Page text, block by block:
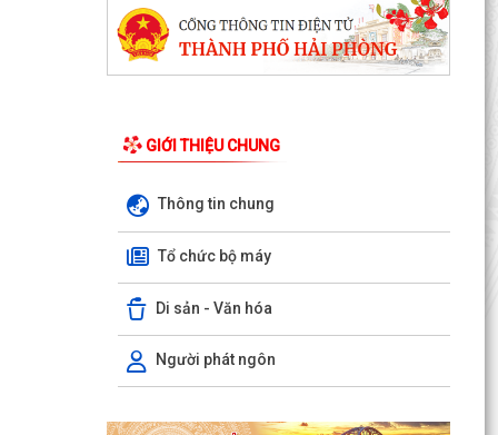
GIỚI THIỆU CHUNG
Thông tin chung
Tổ chức bộ máy
Di sản - Văn hóa
Người phát ngôn
XÃ AN LÃO TỔ CHỨC TẬP HUẤN TÍCH HỢP NỀN
TẢNG MISA iGOV VÀ ỨNG DỤNG TRÍ TUỆ NHÂN
TẠO MISA ONE AI
HẢI PHÒNG QUYẾT TÂM THỰC HIỆN MỤC TIÊU
TĂNG TRƯỞNG GRDP TỪ 13% TRỞ LÊN
XÃ AN LÃO TỔ CHỨC HỘI NGHỊ ĐỐI THOẠI GIỮA